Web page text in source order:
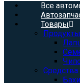
Все
Товары
Продукты